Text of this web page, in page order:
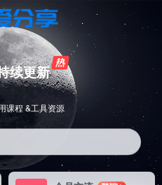
续更新
课程 &工具资源